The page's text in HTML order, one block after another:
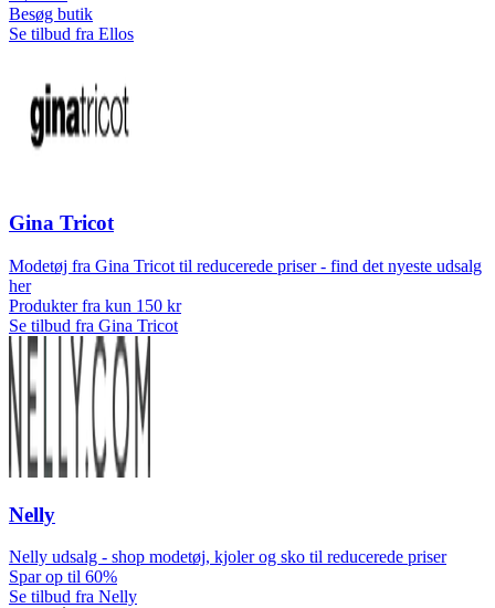
Besøg butik
Se tilbud fra Ellos
Gina Tricot
Modetøj fra Gina Tricot til reducerede priser - find det nyeste udsalg
her
Produkter fra kun 150 kr
Se tilbud fra Gina Tricot
Nelly
Nelly udsalg - shop modetøj, kjoler og sko til reducerede priser
Spar op til 60%
Se tilbud fra Nelly